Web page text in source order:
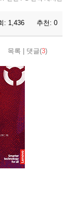
: 1,436 추천: 0
목록 댓글(3)